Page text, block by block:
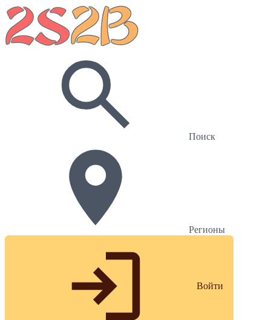
Поиск
Регионы
Войти